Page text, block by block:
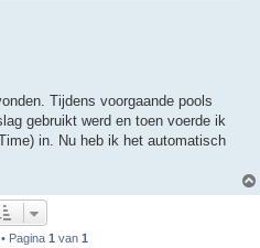
Tijdens voorgaande pools
gebruikt werd en toen voerde ik
in. Nu heb ik het automatisch
Pagina 1 van 1